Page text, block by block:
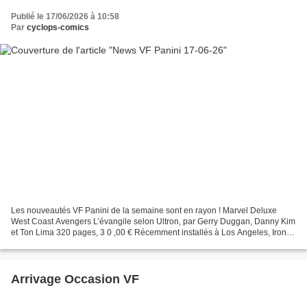
Publié le 17/06/2026 à 10:58
Par cyclops-comics
Les nouveautés VF Panini de la semaine sont en rayon ! Marvel Deluxe
West Coast Avengers L’évangile selon Ultron, par Gerry Duggan, Danny Kim
et Ton Lima 320 pages, 3 0 ,00 € Récemment installés à Los Angeles, Iron
Arrivage Occasion VF